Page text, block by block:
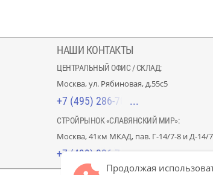
НАШИ КОНТАКТЫ
ЦЕНТРАЛЬНЫЙ ОФИС / СКЛАД:
Москва, ул. Рябиновая, д.55с5
+7 (495) 286-70-40
СТРОЙРЫНОК «СЛАВЯНСКИЙ МИР»:
Москва, 41км МКАД, пав. Г-14/7-8 и Д-14/
+7 (499) 226-74-18
Продолжая